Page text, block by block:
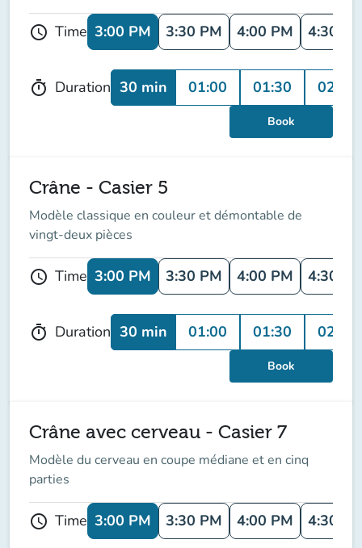
schedule Time 3:00 PM 3:30 PM 4:00 PM 4:30
timer Duration 30 min 01:00 01:30 02:00
Book
Crâne - Casier 5
Modèle classique en couleur et démontable de
vingt-deux pièces
schedule Time 3:00 PM 3:30 PM 4:00 PM 4:30
timer Duration 30 min 01:00 01:30 02:00
Book
Crâne avec cerveau - Casier 7
Modèle du cerveau en coupe médiane et en cinq
parties
schedule Time 3:00 PM 3:30 PM 4:00 PM 4:30